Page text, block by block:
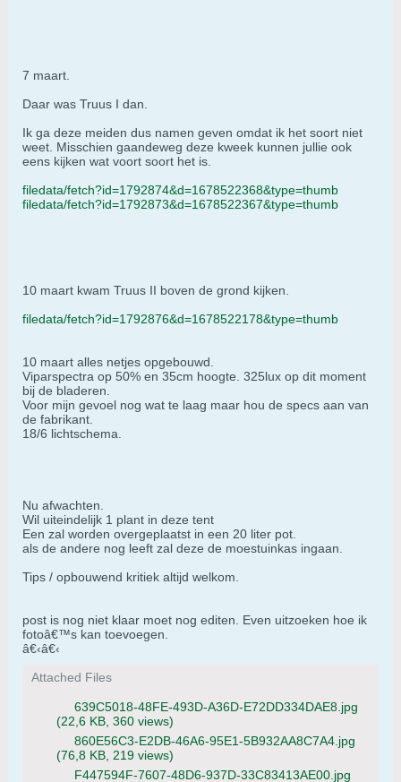
7 maart.
Daar was Truus I dan.
Ik ga deze meiden dus namen geven omdat ik het soort niet
weet. Misschien gaandeweg deze kweek kunnen jullie ook
eens kijken wat voort soort het is.
filedata/fetch?id=1792874&d=1678522368&type=thumb
filedata/fetch?id=1792873&d=1678522367&type=thumb
10 maart kwam Truus II boven de grond kijken.
filedata/fetch?id=1792876&d=1678522178&type=thumb
10 maart alles netjes opgebouwd.
Viparspectra op 50% en 35cm hoogte. 325lux op dit moment
bij de bladeren.
Voor mijn gevoel nog wat te laag maar hou de specs aan van
de fabrikant.
18/6 lichtschema.
Nu afwachten.
Wil uiteindelijk 1 plant in deze tent
Een zal worden overgeplaatst in een 20 liter pot.
als de andere nog leeft zal deze de moestuinkas ingaan.
Tips / opbouwend kritiek altijd welkom.
post is nog niet klaar moet nog editen. Even uitzoeken hoe ik
fotoâ€™s kan toevoegen.
â€‹â€‹
Attached Files
639C5018-48FE-493D-A36D-E72DD334DAE8.jpg
(22,6 KB, 360 views)
860E56C3-E2DB-46A6-95E1-5B932AA8C7A4.jpg
(76,8 KB, 219 views)
F447594F-7607-48D6-937D-33C83413AE00.jpg